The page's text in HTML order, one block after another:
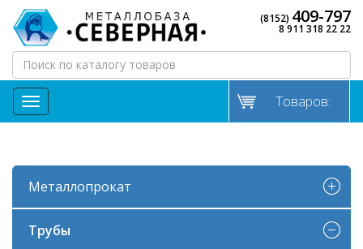
(8152) 409-797
8 911 318 22 22
МЕНЮ Товаров:
Металлопрокат
Трубы